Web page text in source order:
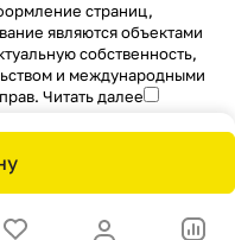
страниц,
являются объектами
собственность,
и международными
Читать далее